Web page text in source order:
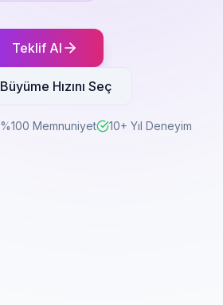
Teklif Al
Büyüme Hızını Seç
%100 Memnuniyet 10+ Yıl Deneyim